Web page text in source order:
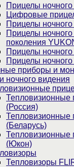
Прицелы
Цифровые
Прицелы
Прицелы
поколения
Прицелы
Прицелы
приборы и
ночного видения
Тепловизионные
(Россия)
Тепловизионные
(Беларусь)
Тепловизионные
(Юкон)
Тепловизоры